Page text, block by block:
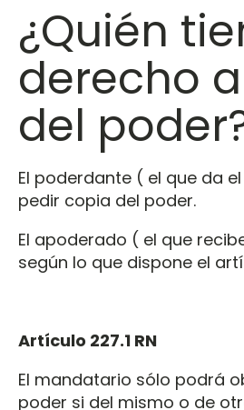
¿Quién
derecho
del
El poderdante ( el que da
pedir copia del poder.
El apoderado ( el que
según lo que dispone el
Artículo 227.1 RN
El mandatario sólo podrá
poder si del mismo o de